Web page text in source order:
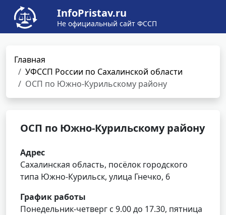
InfoPristav.ru
Не официальный сайт ФССП
Главная
УФССП России по Сахалинской области
ОСП по Южно-Курильскому району
ОСП по Южно-Курильскому району
Адрес
Сахалинская область, посёлок городского
типа Южно-Курильск, улица Гнечко, 6
График работы
Понедельник-четверг с 9.00 до 17.30, пятница